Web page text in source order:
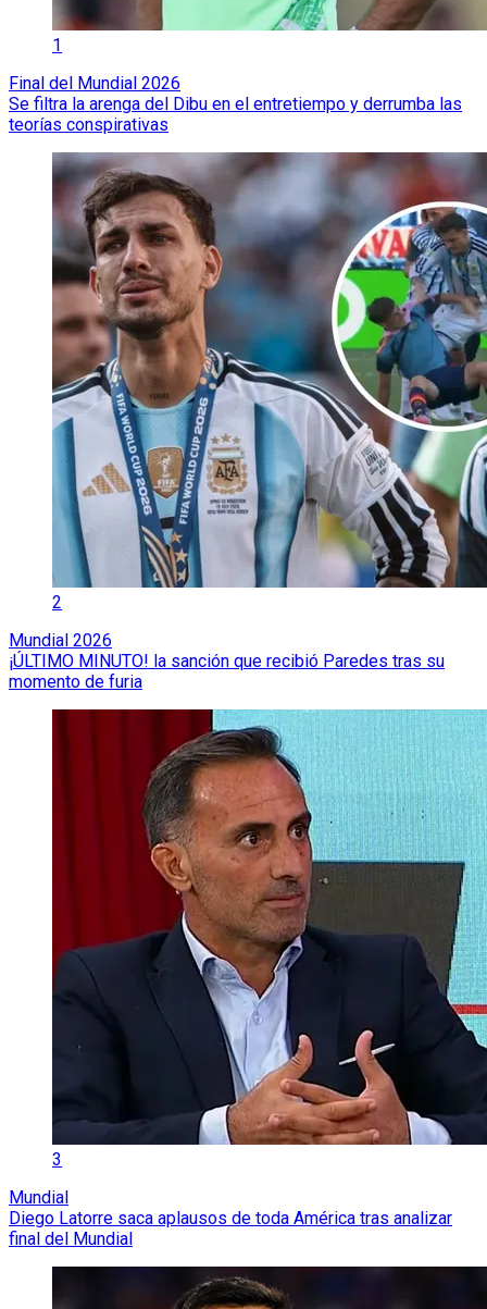
1
Final del Mundial 2026
Se filtra la arenga del Dibu en el entretiempo y derrumba las
teorías conspirativas
2
Mundial 2026
¡ÚLTIMO MINUTO! la sanción que recibió Paredes tras su
momento de furia
3
Mundial
Diego Latorre saca aplausos de toda América tras analizar
final del Mundial